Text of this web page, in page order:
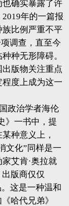
确实暴露了许
年的一篇报
比例严重不平
调查，直至今
种无形障碍。
版物关注重点
度上成为这一
政治学者海伦
》一书中，提
种意义上，
文化”同样是一
艾肯·奥拉就
版商仅仅
这是一种温和
哈代兄弟》